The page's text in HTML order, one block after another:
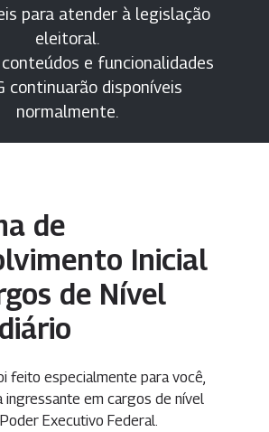
para atender à legislação
eleitoral.
e funcionalidades
continuarão disponíveis
normalmente.
de
Inicial
de Nível
feito especialmente para você,
ingressante em cargos de nível
Executivo Federal.